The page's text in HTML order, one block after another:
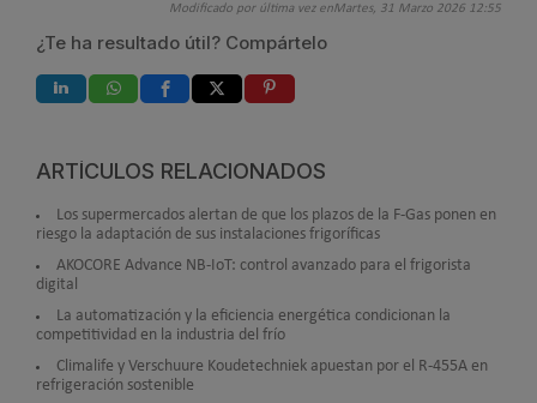
Modificado por última vez enMartes, 31 Marzo 2026 12:55
¿Te ha resultado útil? Compártelo
ARTÍCULOS RELACIONADOS
Los supermercados alertan de que los plazos de la F-Gas ponen en
riesgo la adaptación de sus instalaciones frigoríficas
AKOCORE Advance NB-IoT: control avanzado para el frigorista
digital
La automatización y la eficiencia energética condicionan la
competitividad en la industria del frío
Climalife y Verschuure Koudetechniek apuestan por el R-455A en
refrigeración sostenible